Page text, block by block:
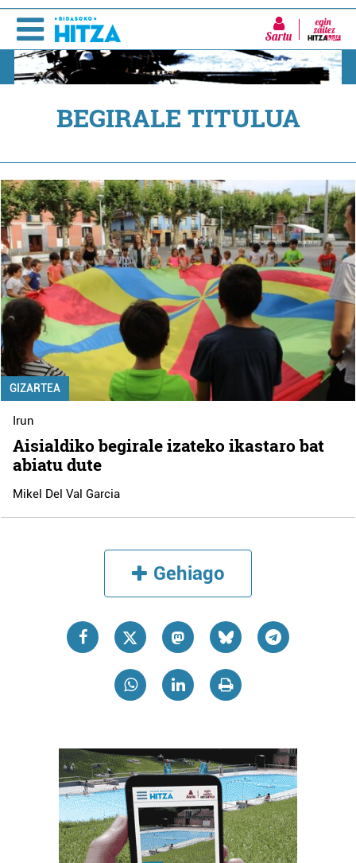
Sartu
BEGIRALE TITULUA
GIZARTEA
Irun
Aisialdiko begirale izateko ikastaro bat
abiatu dute
Mikel Del Val Garcia
Gehiago